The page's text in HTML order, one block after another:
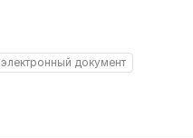
электронный документ